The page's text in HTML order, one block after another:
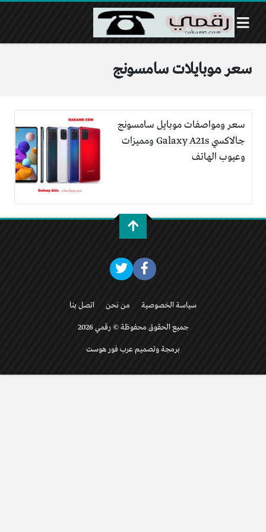
سعر موبايلات سامسونج
سعر ومواصفات موبايل سامسونج
جالاكسي Galaxy A21s ومميزات
وعيوب الهاتف
سياسة الخصوصية من نحن اتصل بنا
جميع الحقوق محفوظة © رقمي 2026
برمجة وتصميم عرب فور هوست